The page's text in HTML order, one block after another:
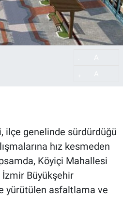
ilçe genelinde sürdürdüğü
hız kesmeden
Köyiçi Mahallesi
Büyükşehir
yürütülen asfaltlama ve